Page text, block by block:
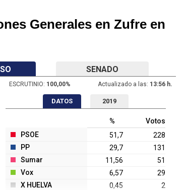
Generales en Zufre en
SENADO
ESCRUTINIO: 100,00% Actualizado a las: 13:56 h.
DATOS 2019
%
Votos
PSOE
51,7
228
PP
29,7
131
Sumar
11,56
51
Vox
6,57
29
X HUELVA
0,45 2